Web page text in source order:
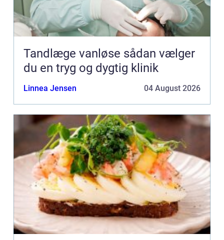
Tandlæge vanløse sådan vælger
du en tryg og dygtig klinik
Linnea Jensen 04 August 2026